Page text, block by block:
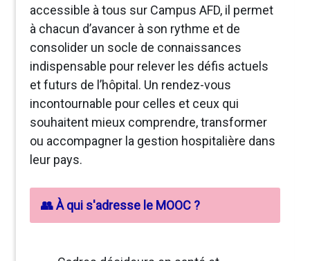
accessible à tous sur Campus AFD, il permet
à chacun d’avancer à son rythme et de
consolider un socle de connaissances
indispensable pour relever les défis actuels
et futurs de l’hôpital. Un rendez-vous
incontournable pour celles et ceux qui
souhaitent mieux comprendre, transformer
ou accompagner la gestion hospitalière dans
leur pays.
👥 À qui s'adresse le MOOC ?